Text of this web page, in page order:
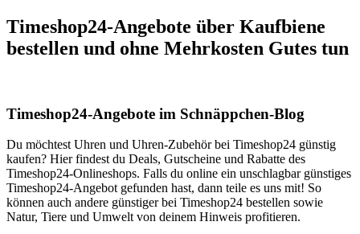
Timeshop24-Angebote über Kaufbiene
bestellen und ohne Mehrkosten Gutes tun
Timeshop24-Angebote im Schnäppchen-Blog
Du möchtest Uhren und Uhren-Zubehör bei Timeshop24 günstig
kaufen? Hier findest du Deals, Gutscheine und Rabatte des
Timeshop24-Onlineshops. Falls du online ein unschlagbar günstiges
Timeshop24-Angebot gefunden hast, dann teile es uns mit! So
können auch andere günstiger bei Timeshop24 bestellen sowie
Natur, Tiere und Umwelt von deinem Hinweis profitieren.